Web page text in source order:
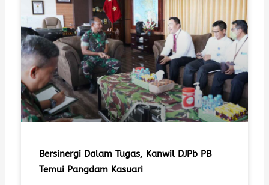
Bersinergi Dalam Tugas, Kanwil DJPb PB
Temui Pangdam Kasuari